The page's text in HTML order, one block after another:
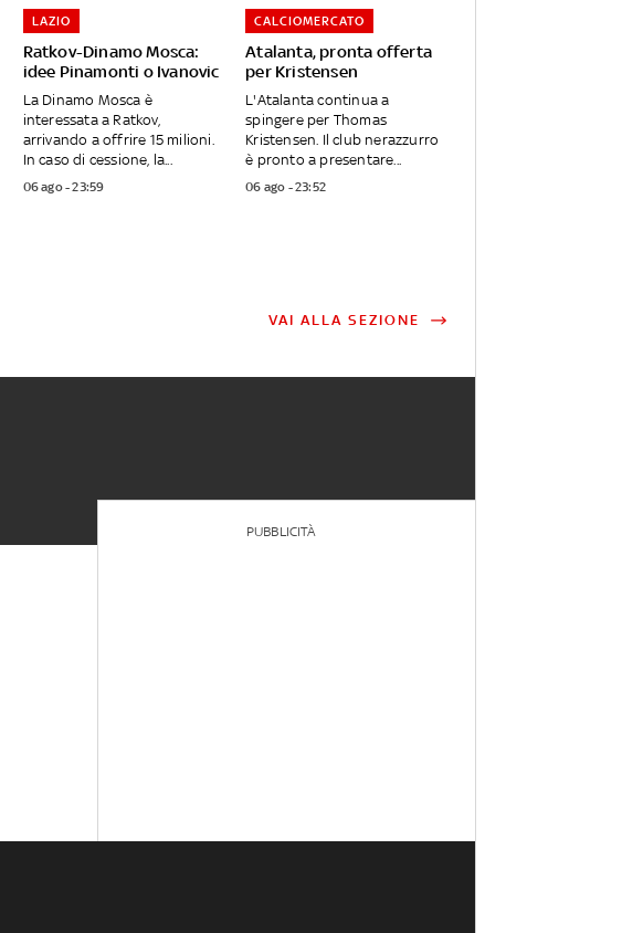
Ratkov-Dinamo Mosca:
idee Pinamonti o Ivanovic
LAZIO
La Dinamo Mosca è
interessata a Ratkov,
arrivando a offrire 15 milioni.
In caso di cessione, la...
06 ago - 23:59
Atalanta, pronta offerta
per Kristensen
CALCIOMERCATO
L'Atalanta continua a
spingere per Thomas
Kristensen. Il club nerazzurro
è pronto a presentare...
06 ago - 23:52
VAI ALLA SEZIONE
PUBBLICITÀ